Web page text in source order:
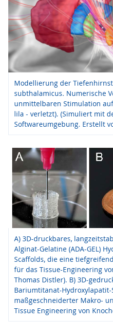
Modellierung der
subthalamicus. Numerische
unmittelbaren Stimulation
lila - verletzt). (Simuliert mit
Softwareumgebung. Erstellt
A) 3D-druckbares,
Alginat-Gelatine (ADA-GEL)
Scaffolds, die eine
für das Tissue-Engineering
Thomas Distler). B) 3D-
Bariumtitanat-
maßgeschneiderter Makro-
Tissue Engineering von